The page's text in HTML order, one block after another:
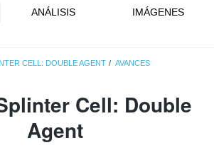
ANÁLISIS
IMÁGENES
CELL: DOUBLE AGENT AVANCES
Cell: Double
Agent